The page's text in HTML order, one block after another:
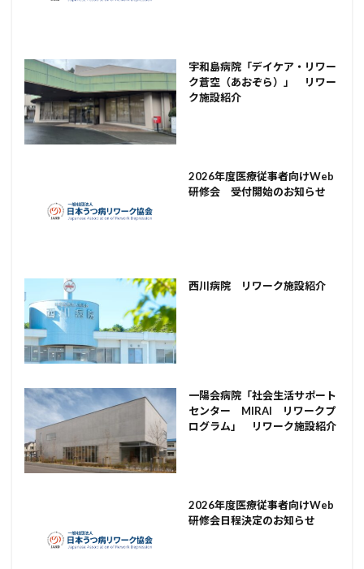
宇和島病院「デイケア・リワー
ク蒼空（あおぞら）」 リワー
ク施設紹介
2026年度医療従事者向けWeb
研修会 受付開始のお知らせ
西川病院 リワーク施設紹介
一陽会病院「社会生活サポート
センター MIRAI リワークプ
ログラム」 リワーク施設紹介
2026年度医療従事者向けWeb
研修会日程決定のお知らせ